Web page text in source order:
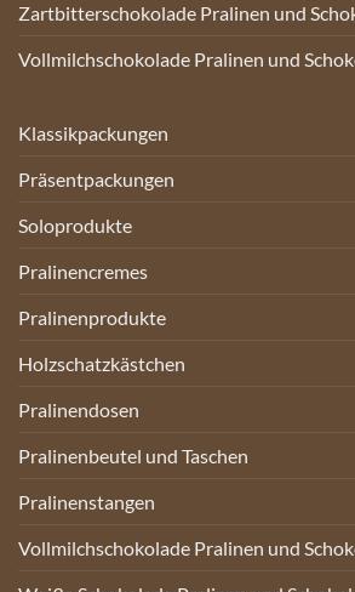
Zartbitterschokolade Pralinen und
Vollmilchschokolade Pralinen und
Klassikpackungen
Präsentpackungen
Soloprodukte
Pralinencremes
Pralinenprodukte
Holzschatzkästchen
Pralinendosen
Pralinenbeutel und Taschen
Pralinenstangen
Vollmilchschokolade Pralinen und